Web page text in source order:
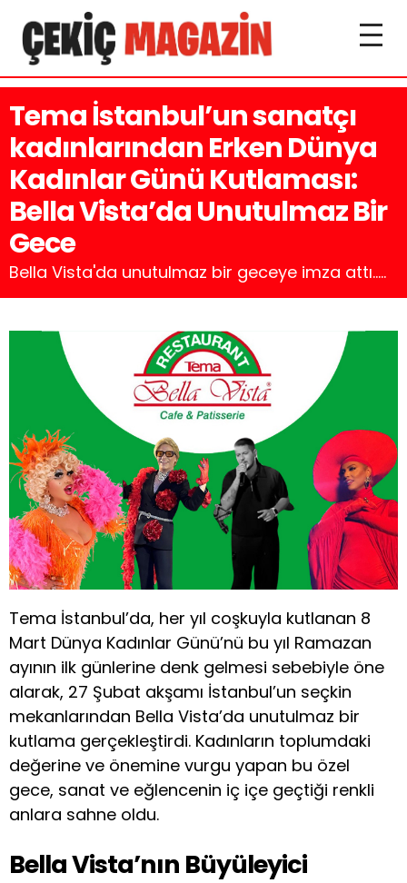
Tema İstanbul’un sanatçı
kadınlarından Erken Dünya
Kadınlar Günü Kutlaması:
Bella Vista’da Unutulmaz Bir
Gece
Bella Vista'da unutulmaz bir geceye imza attı.....
Tema İstanbul’da, her yıl coşkuyla kutlanan 8
Mart Dünya Kadınlar Günü’nü bu yıl Ramazan
ayının ilk günlerine denk gelmesi sebebiyle öne
alarak, 27 Şubat akşamı İstanbul’un seçkin
mekanlarından Bella Vista’da unutulmaz bir
kutlama gerçekleştirdi. Kadınların toplumdaki
değerine ve önemine vurgu yapan bu özel
gece, sanat ve eğlencenin iç içe geçtiği renkli
anlara sahne oldu.
Bella Vista’nın Büyüleyici